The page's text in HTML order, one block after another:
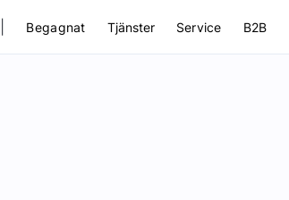
Begagnat Tjänster Service B2B